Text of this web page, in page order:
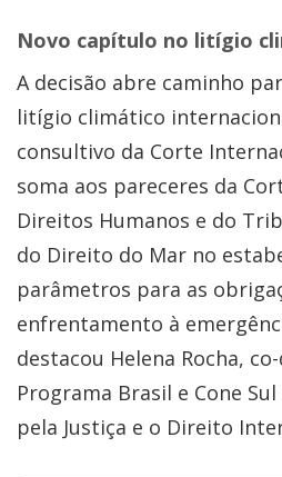
Novo capítulo no litígio
A decisão abre caminho
litígio climático
consultivo da Corte
soma aos pareceres da
Direitos Humanos e do
do Direito do Mar no
parâmetros para as
enfrentamento à
destacou Helena Rocha,
Programa Brasil e Cone
pela Justiça e o Direito